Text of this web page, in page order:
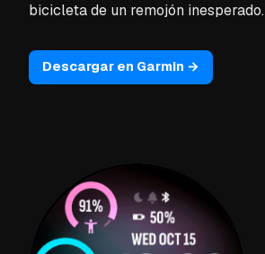
bicicleta de un remojón inesperado.
Descargar en Garmin →